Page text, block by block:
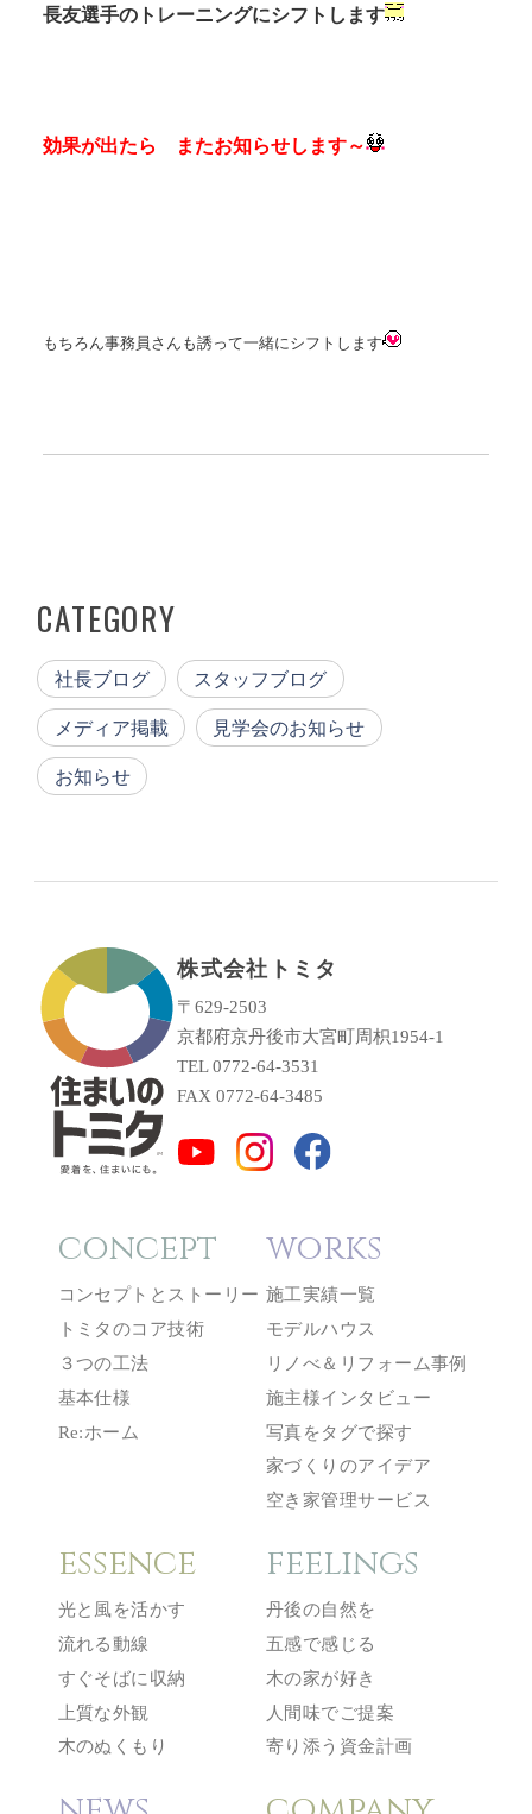
長友選手のトレーニングにシフトします
効果が出たら またお知らせします～
もちろん事務員さんも誘って一緒にシフトします
CATEGORY
社長ブログ スタッフブログ
メディア掲載 見学会のお知らせ
お知らせ
株式会社トミタ
〒629-2503
京都府京丹後市大宮町周枳1954-1
TEL 0772-64-3531
FAX 0772-64-3485
concept
コンセプトとストーリー
トミタのコア技術
３つの工法
基本仕様
Re:ホーム
works
施工実績一覧
モデルハウス
リノべ＆リフォーム事例
施主様インタビュー
写真をタグで探す
家づくりのアイデア
空き家管理サービス
essence
光と風を活かす
流れる動線
すぐそばに収納
上質な外観
木のぬくもり
feelings
丹後の自然を
五感で感じる
木の家が好き
人間味でご提案
寄り添う資金計画